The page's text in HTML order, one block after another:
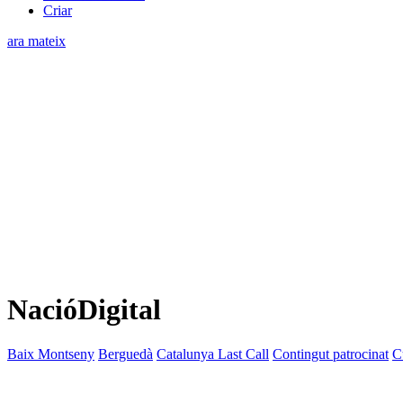
Criar
ara mateix
NacióDigital
Baix Montseny Berguedà Catalunya Last Call Contingut patrocinat